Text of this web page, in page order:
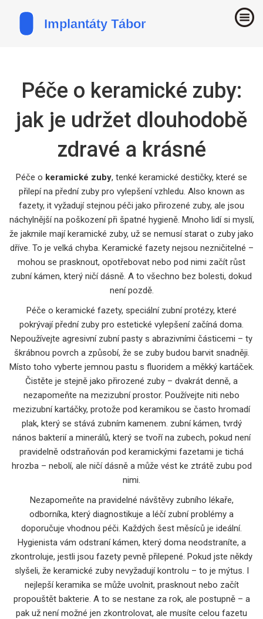
Péče o keramické zuby:
jak je udržet dlouhodobě
zdravé a krásné
Péče o keramické zuby, tenké keramické destičky, které se
přilepí na přední zuby pro vylepšení vzhledu. Also known as
fazety, it vyžadují stejnou péči jako přirozené zuby, ale jsou
náchylnější na poškození při špatné hygieně. Mnoho lidí si myslí,
že jakmile mají keramické zuby, už se nemusí starat o zuby jako
dříve. To je velká chyba. Keramické fazety nejsou nezničitelné –
mohou se prasknout, opotřebovat nebo pod nimi začít růst
zubní kámen, který ničí dásně. A to všechno bez bolesti, dokud
není pozdě.
Péče o keramické fazety, speciální zubní protézy, které
pokrývají přední zuby pro estetické vylepšenízačíná doma.
Nepoužívejte agresivní zubní pasty s abrazivními částicemi – ty
škrábnou povrch a způsobí, že se zuby budou barvit snadněji.
Místo toho vyberte jemnou pastu s fluoridem a měkký kartáček.
Čistěte je stejně jako přirozené zuby – dvakrát denně, a
nezapomeňte na mezizubní prostor. Používejte niti nebo
mezizubní kartáčky, protože pod keramikou se často hromadí
plak, který se stává zubním kamenem. zubní kámen, tvrdý
nános bakterií a minerálů, který se tvoří na zubech, pokud není
pravidelně odstraňován pod keramickými fazetami je tichá
hrozba – nebolí, ale ničí dásně a může vést ke ztrátě zubu pod
nimi.
Nezapomeňte na pravidelné návštěvy zubního lékaře,
odborníka, který diagnostikuje a léčí zubní problémy a
doporučuje vhodnou péči. Každých šest měsíců je ideální.
Hygienista vám odstraní kámen, který doma neodstraníte, a
zkontroluje, jestli jsou fazety pevně přilepené. Pokud jste někdy
slyšeli, že keramické zuby nevyžadují kontrolu – to je mýtus. I
nejlepší keramika se může uvolnit, prasknout nebo začít
propouštět bakterie. A to se nestane za rok, ale postupně – a
pak už není možné jen zkontrolovat, ale musíte celou fazetu